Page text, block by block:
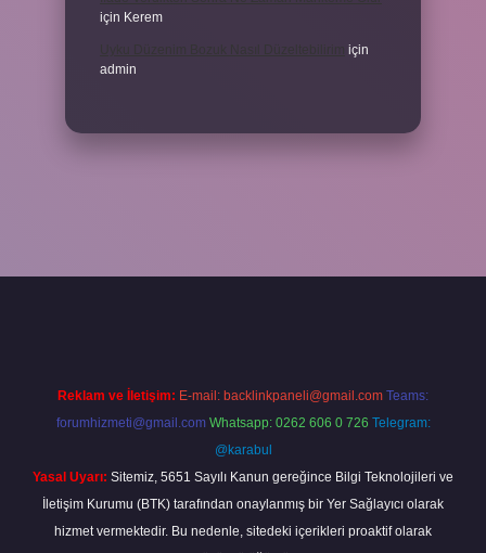
için Kerem
için
admin
Reklam ve İletişim: E-mail: backlinkpaneli@gmail.com Teams:
forumhizmeti@gmail.com Whatsapp: 0262 606 0 726 Telegram:
@karabul
Yasal Uyarı: Sitemiz, 5651 Sayılı Kanun gereğince Bilgi Teknolojileri ve
İletişim Kurumu (BTK) tarafından onaylanmış bir Yer Sağlayıcı olarak
hizmet vermektedir. Bu nedenle, sitedeki içerikleri proaktif olarak